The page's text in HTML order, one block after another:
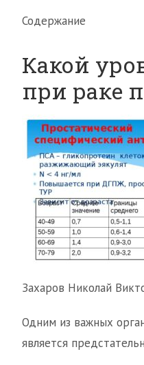
Содержание
Какой
при раке
Захаров Николай
Одним из важных
является